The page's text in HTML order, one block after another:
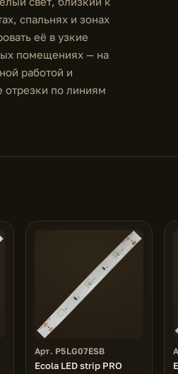
спальнях и зонах
её в узкие
помещениях — на
работой и
отрезки по линиям
Арт. P5LG07ESB
Ecola LED strip PRO